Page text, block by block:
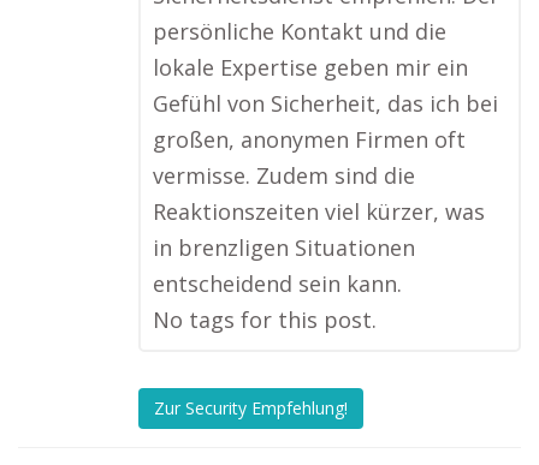
persönliche Kontakt und die
lokale Expertise geben mir ein
Gefühl von Sicherheit, das ich bei
großen, anonymen Firmen oft
vermisse. Zudem sind die
Reaktionszeiten viel kürzer, was
in brenzligen Situationen
entscheidend sein kann.
No tags for this post.
Zur Security Empfehlung!